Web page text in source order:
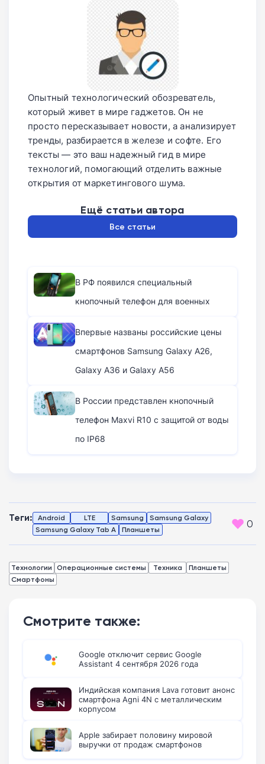
Опытный технологический обозреватель,
который живет в мире гаджетов. Он не
просто пересказывает новости, а анализирует
тренды, разбирается в железе и софте. Его
тексты — это ваш надежный гид в мире
технологий, помогающий отделить важные
открытия от маркетингового шума.
Ещё статьи автора
Все статьи
В РФ появился специальный
кнопочный телефон для военных
Впервые названы российские цены
смартфонов Samsung Galaxy A26,
Galaxy A36 и Galaxy A56
В России представлен кнопочный
телефон Maxvi R10 с защитой от воды
по IP68
Теги: Android LTE Samsung
Samsung Galaxy
Samsung Galaxy Tab A
Планшеты 0
Технологии Операционные системы Техника
Планшеты
Смартфоны
Смотрите также:
Google отключит сервис Google
Assistant 4 сентября 2026 года
Индийская компания Lava готовит анонс
смартфона Agni 4N с металлическим
корпусом
Apple забирает половину мировой
выручки от продаж смартфонов